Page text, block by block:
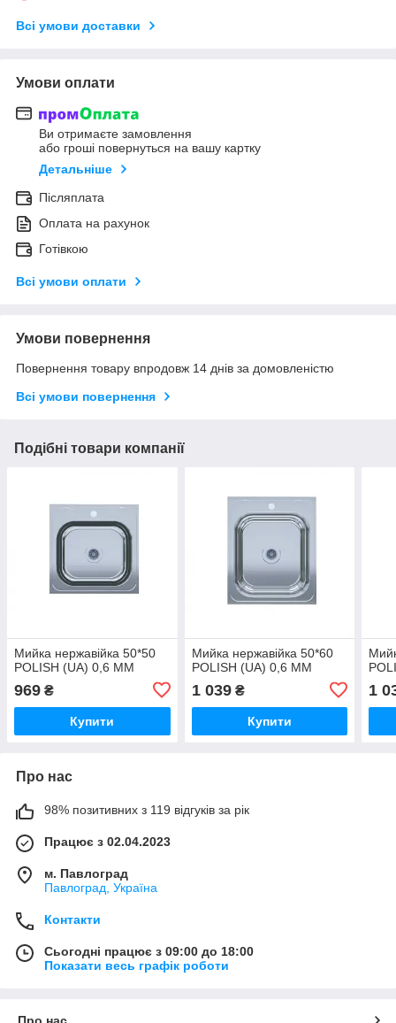
Всі умови доставки
Умови оплати
Ви отримаєте замовлення
або гроші повернуться на вашу картку
Детальніше
Післяплата
Оплата на рахунок
Готівкою
Всі умови оплати
Умови повернення
Повернення товару впродовж 14 днів за домовленістю
Всі умови повернення
Подібні товари компанії
Мийка нержавійка 50*50
POLISH (UA) 0,6 ММ
969 ₴
Купити
Мийка нержавійка 50*60
POLISH (UA) 0,6 ММ
1 039₴
Купити
1
Про нас
98% позитивних з 119 відгуків за рік
Працює з 02.04.2023
м. Павлоград
Павлоград, Україна
Контакти
Сьогодні працює з 09:00 до 18:00
Показати весь графік роботи